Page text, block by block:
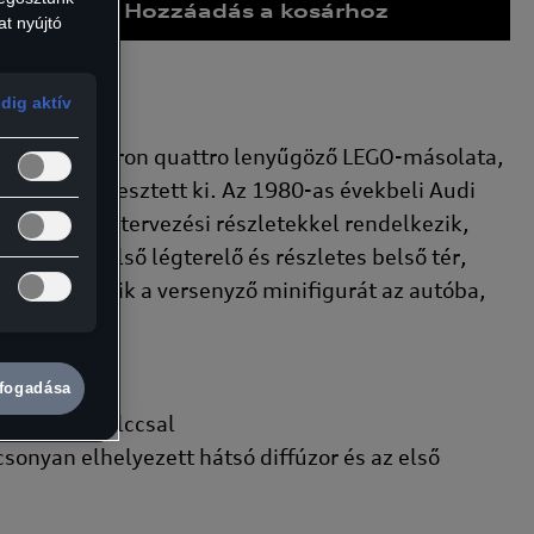
3
4
5
6
8
9
Hozzáadás a kosárhoz
Audi S1 e-tron quattro lenyűgöző LEGO-másolata,
fejlesztett ki. Az 1980-as évekbeli Audi
a tervezési részletekkel rendelkezik,
első légterelő és részletes belső tér,
beültethetik a versenyző minifigurát az autóba,
és villáskulccsal
elhelyezett hátsó diffúzor és az első
nyújtó
aktív